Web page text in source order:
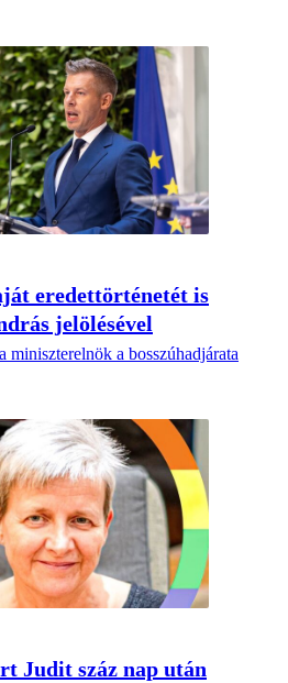
eredettörténetét is
jelölésével
miniszterelnök a bosszúhadjárata
Judit száz nap után